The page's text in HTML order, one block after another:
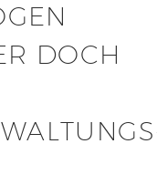
DOCH